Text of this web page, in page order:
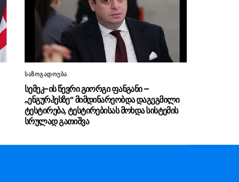
05.08 - 18:42
მამაკაცი რომელიც ურეკის
სანაპიროსთან, ზღვაში მყოფ მოქალაქეებს
საფრთხეს უქმნიდა, ადმინისტრაციული წესით
დააკავეს და დააჯარიმეს
05.08 - 18:39პრემიერ-მინისტრი სამძიმრის
წერილს აქვეყნებს
05.08 - 17:51„ნაციონალური მოძრაობის”
მიხეილ სააკაშვილის აუდიო და წერილობითი
საზოგადოება
სემეკ-ის წევრი გიორგი ფანგანი –
„ენგურჰესზე“ მიმდინარეობდა დაგეგმილი
ტესტირება, ტესტირებისას მოხდა სისტემის
სრულად გათიშვა